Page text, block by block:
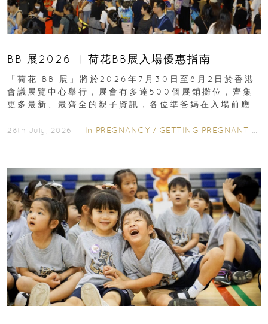
BB 展2026 ︳荷花BB展入場優惠指南
「荷花 BB 展」將於2026年7月30日至8月2日於香港
會議展覽中心舉行，展會有多達500個展銷攤位，齊集
更多最新、最齊全的親子資訊，各位準爸媽在入場前應
28th July, 2026 ｜ In PREGNANCY / GETTING PREGNANT